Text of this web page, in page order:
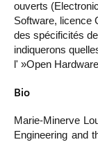
ouverts
Software, licence
des spécificités
indiquerons
l' »Open
Bio
Marie-Minerve
Engineering and